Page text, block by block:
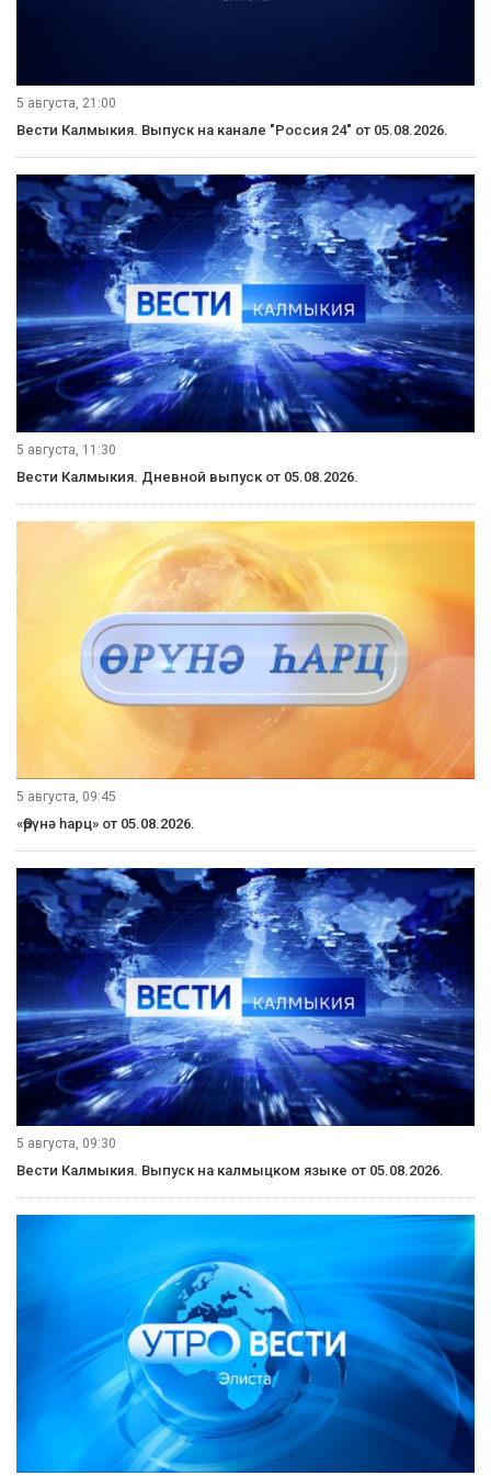
5 августа, 21:00
Вести Калмыкия. Выпуск на канале "Россия 24" от 05.08.2026.
5 августа, 11:30
Вести Калмыкия. Дневной выпуск от 05.08.2026.
5 августа, 09:45
«Өрүнә һарц» от 05.08.2026.
5 августа, 09:30
Вести Калмыкия. Выпуск на калмыцком языке от 05.08.2026.